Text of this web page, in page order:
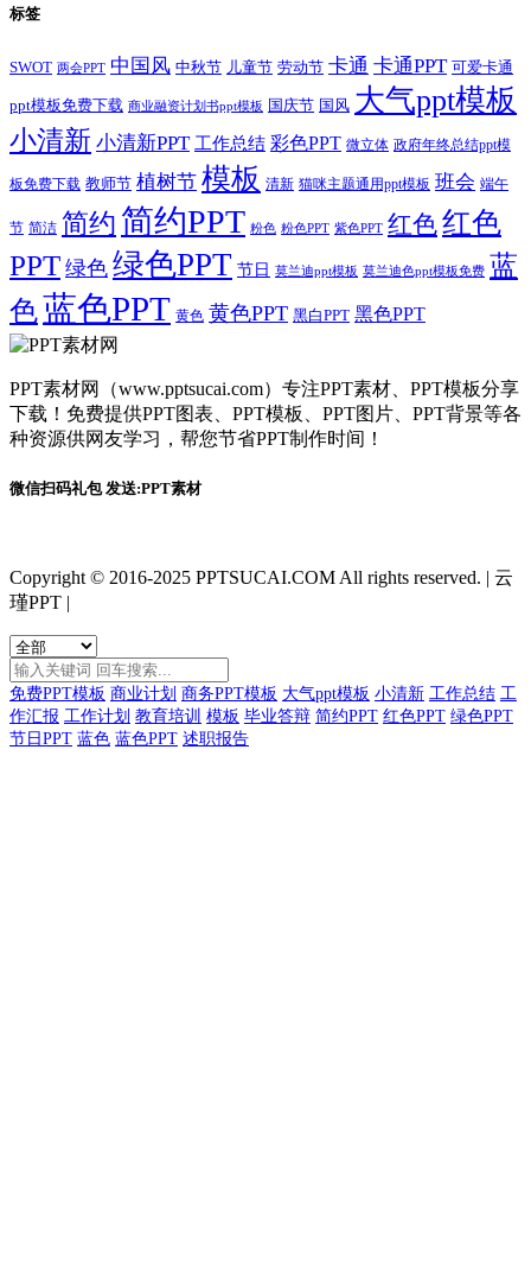
标签
SWOT 两会PPT 中国风 中秋节 儿童节 劳动节 卡通 卡通PPT 可爱卡通
ppt模板免费下载 商业融资计划书ppt模板 国庆节 国风 大气ppt模板
小清新 小清新PPT 工作总结 彩色PPT 微立体 政府年终总结ppt模
板免费下载 教师节 植树节 模板 清新 猫咪主题通用ppt模板 班会 端午
节 简洁 简约 简约PPT 粉色 粉色PPT 紫色PPT 红色红色
PPT 绿色 绿色PPT 节日 莫兰迪ppt模板 莫兰迪色ppt模板免费 蓝
色蓝色PPT 黄色 黄色PPT 黑白PPT 黑色PPT
PPT素材网（www.pptsucai.com）专注PPT素材、PPT模板分享
下载！免费提供PPT图表、PPT模板、PPT图片、PPT背景等各
种资源供网友学习，帮您节省PPT制作时间！
微信扫码礼包 发送:PPT素材
Copyright © 2016-2025 PPTSUCAI.COM All rights reserved. | 云
瑾PPT |
免费PPT模板 商业计划 商务PPT模板 大气ppt模板 小清新 工作总结 工
作汇报 工作计划 教育培训 模板 毕业答辩 简约PPT 红色PPT 绿色PPT
节日PPT 蓝色 蓝色PPT 述职报告